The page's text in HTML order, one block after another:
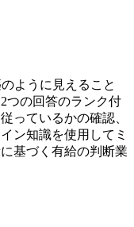
ように見えること
つの回答のランク付
っているかの確認、
ン知識を使用してミ
基づく有給の判断業